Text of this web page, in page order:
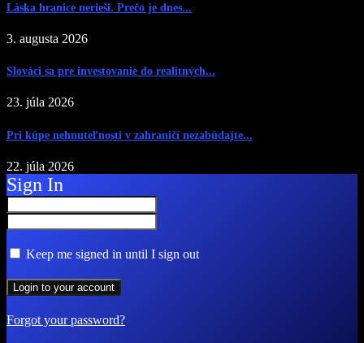
Láska hranice nerieši. Prečo je dnes...
3. augusta 2026
Slováci sa pre investovanie do realitných...
23. júla 2026
Pri kúpe nehnuteľnosti v zahraničí nezabúdajte...
22. júla 2026
Sign In
Keep me signed in until I sign out
Forgot your password?